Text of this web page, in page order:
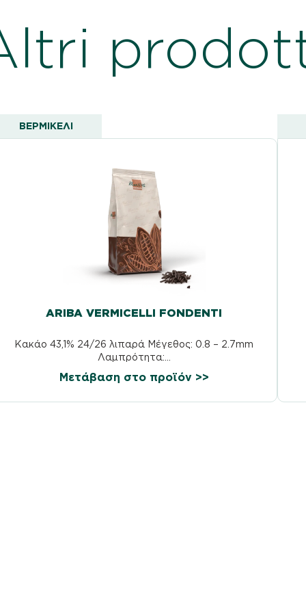
ΒΕΡΜΙΚΈΛΙ
ARIBA VERMICELLI FONDENTI
Κακάο 43,1% 24/26 λιπαρά Μέγεθος: 0.8 – 2.7mm
Λαμπρότητα:...
Μετάβαση στο προϊόν >>